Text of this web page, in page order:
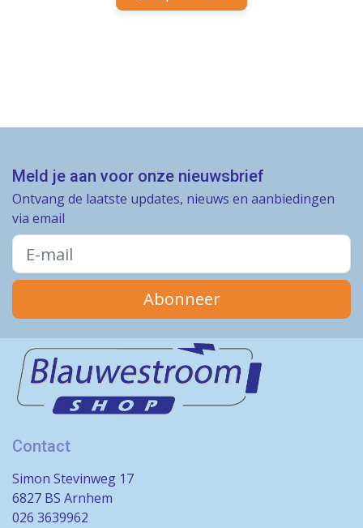
Meld je aan voor onze nieuwsbrief
Ontvang de laatste updates, nieuws en aanbiedingen
via email
Abonneer
Contact
Simon Stevinweg 17
6827 BS Arnhem
026 3639962